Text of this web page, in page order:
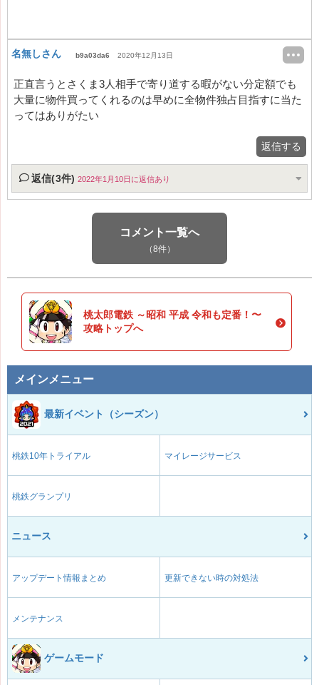
名無しさん b9a03da6 2020年12月13日
正直言うとさくま3人相手で寄り道する暇がない分定額でも
大量に物件買ってくれるのは早めに全物件独占目指すに当た
ってはありがたい
返信する
返信(3件) 2022年1月10日に返信あり
コメント一覧へ
（8件）
桃太郎電鉄 ～昭和 平成 令和も定番！〜
攻略トップへ
メインメニュー
最新イベント（シーズン）
桃鉄10年トライアル マイレージサービス
桃鉄グランプリ
ニュース
アップデート情報まとめ 更新できない時の対処法
メンテナンス
ゲームモード